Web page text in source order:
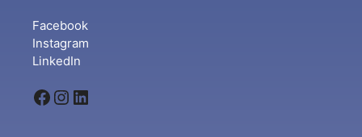
Facebook
Instagram
LinkedIn
Facebook
Instagram
LinkedIn